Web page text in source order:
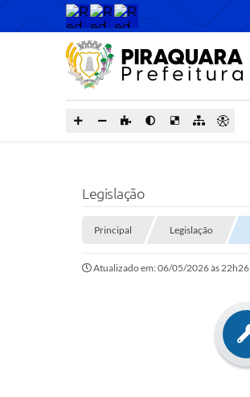
Legislação
Principal Legislação
Atualizado em: 06/05/2026 às 22h26